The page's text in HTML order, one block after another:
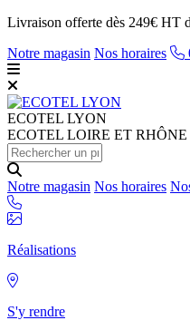
Livraison offerte dès 249€ HT
Notre magasin Nos horaires
ECOTEL LYON
ECOTEL LOIRE ET RHÔNE
Notre magasin Nos horaires
Réalisations
S'y rendre